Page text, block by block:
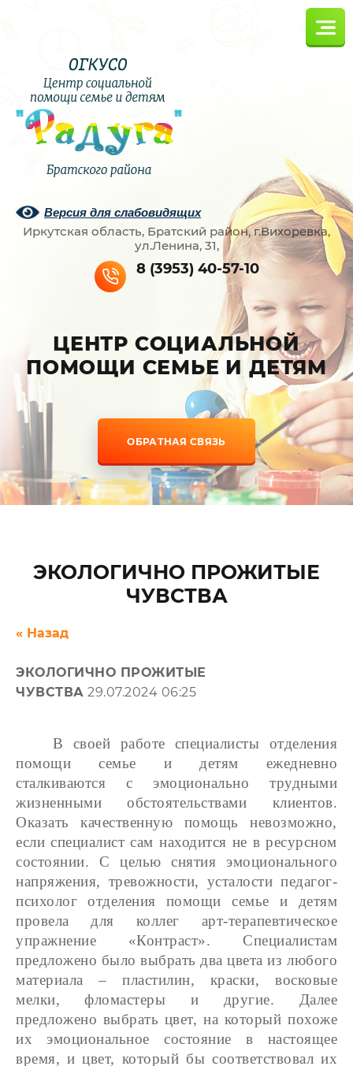
Версия для слабовидящих
Иркутская область, Братский район, г.Вихоревка,
ул.Ленина, 31,
8 (3953) 40-57-10
ЦЕНТР СОЦИАЛЬНОЙ
ПОМОЩИ СЕМЬЕ И ДЕТЯМ
ОБРАТНАЯ СВЯЗЬ
ЭКОЛОГИЧНО ПРОЖИТЫЕ
ЧУВСТВА
« Назад
ЭКОЛОГИЧНО ПРОЖИТЫЕ
ЧУВСТВА 29.07.2024 06:25
В своей работе специалисты отделения
помощи семье и детям ежедневно
сталкиваются с эмоционально трудными
жизненными обстоятельствами клиентов.
Оказать качественную помощь невозможно,
если специалист сам находится не в ресурсном
состоянии. С целью снятия эмоционального
напряжения, тревожности, усталости педагог-
психолог отделения помощи семье и детям
провела для коллег арт-терапевтическое
упражнение «Контраст». Специалистам
предложено было выбрать два цвета из любого
материала – пластилин, краски, восковые
мелки, фломастеры и другие. Далее
предложено выбрать цвет, на который похоже
их эмоциональное состояние в настоящее
время, и цвет, который бы соответствовал их